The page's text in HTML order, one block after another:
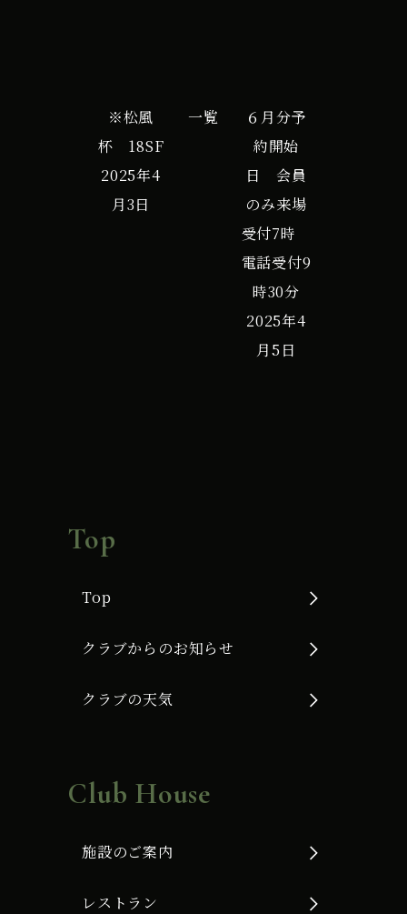
※松風
杯 18SF
2025年4
月3日
一覧
６月分予
約開始
日 会員
のみ来場
受付7時
電話受付9
時30分
2025年4
月5日
Top
Top
クラブからのお知らせ
クラブの天気
Club House
施設のご案内
レストラン